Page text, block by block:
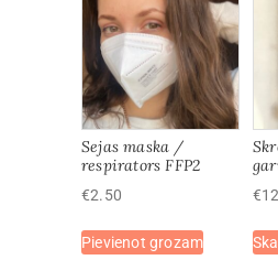
Sejas maska /
respirators FFP2
€2.50
Pievienot grozam
€